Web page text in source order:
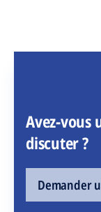
Avez-vous
discuter ?
Demander